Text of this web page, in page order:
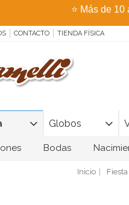
⭐ Más de 10
CONTACTO TIENDA FÍSICA
Globos
Bodas
Inicio Fiesta